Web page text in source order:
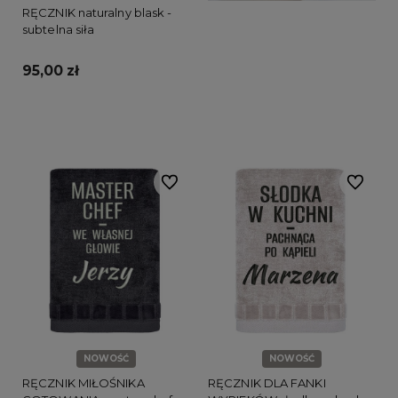
RĘCZNIK naturalny blask -
subtelna siła
95,00 zł
NOWOŚĆ
RĘCZNIK MIŁOŚNIKA
Do ulubionych
NOWOŚĆ
RĘCZNIK DLA FANKI
Do